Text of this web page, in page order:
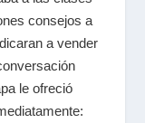
consejos a
a vender
le ofreció